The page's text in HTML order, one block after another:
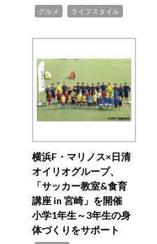
グルメ ライフスタイル
横浜F・マリノス×日清
オイリオグループ、
「サッカー教室&食育
講座 in 宮崎」を開催
小学1年生～3年生の身
体づくりをサポート